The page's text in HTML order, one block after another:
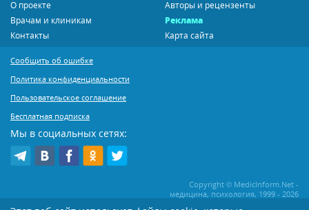
О проекте
Авторы и рецензенты
Врачам и клиникам
Реклама
Контакты
Карта сайта
Сообщить об ошибке
Политика конфиденциальности
Пользовательское соглашение
Бесплатная подписка
Мы в социальных сетях:
Copyright © MedicInform.Net -
медицина, психология, 1999 - 2026